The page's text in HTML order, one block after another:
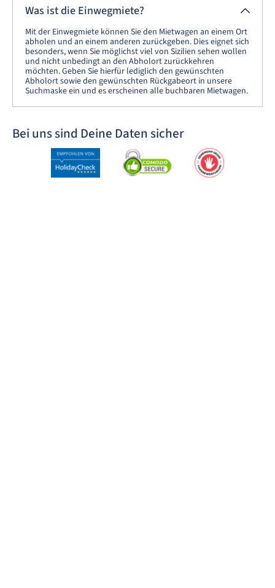
Was ist die Einwegmiete?
Mit der Einwegmiete können Sie den Mietwagen an einem Ort
abholen und an einem anderen zurückgeben. Dies eignet sich
besonders, wenn Sie möglichst viel von Sizilien sehen wollen
und nicht unbedingt an den Abholort zurückkehren
möchten. Geben Sie hierfür lediglich den gewünschten
Abholort sowie den gewünschten Rückgabeort in unsere
Suchmaske ein und es erscheinen alle buchbaren Mietwagen.
Bei uns sind Deine Daten sicher